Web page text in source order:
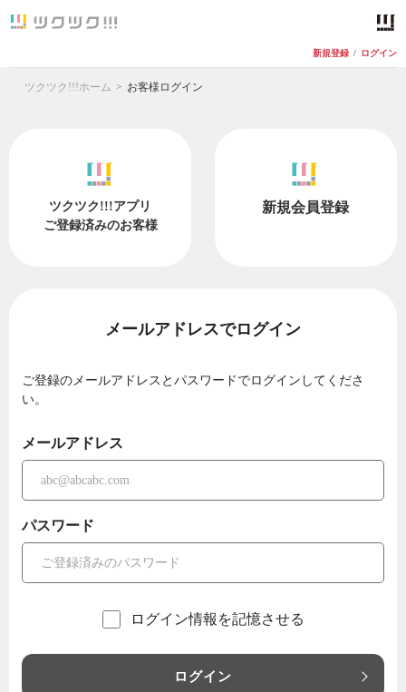
新規登録 / ログイン
ツクツク!!!ホーム お客様ログイン
ツクツク!!!アプリ
ご登録済みのお客様
新規会員登録
メールアドレスでログイン
ご登録のメールアドレスとパスワードでログインしてくださ
い。
メールアドレス
パスワード
ログイン情報を記憶させる
ログイン